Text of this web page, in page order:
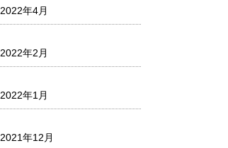
2022年4月
2022年2月
2022年1月
2021年12月